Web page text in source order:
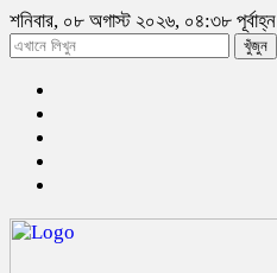
শনিবার, ০৮ অগাস্ট ২০২৬, ০৪:৩৮ পূর্বাহ্ন
খুঁজুন